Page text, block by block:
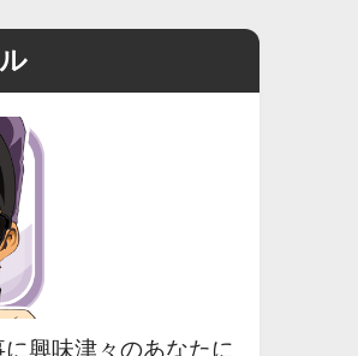
興味津々のあなたに